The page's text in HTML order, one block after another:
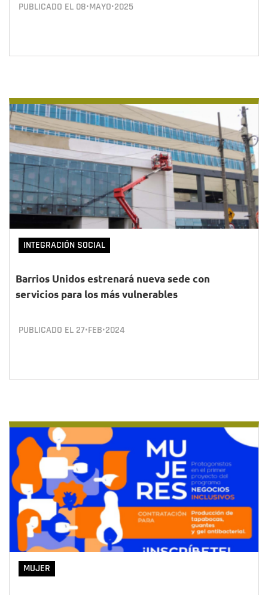
PUBLICADO EL 08•MAYO•2025
INTEGRACIÓN SOCIAL
Barrios Unidos estrenará nueva sede con
servicios para los más vulnerables
PUBLICADO EL 27•FEB•2024
MUJER